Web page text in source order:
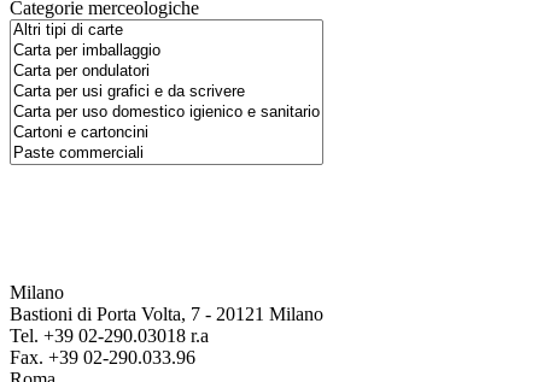
Categorie merceologiche
Milano
Bastioni di Porta Volta, 7 - 20121 Milano
Tel. +39 02-290.03018 r.a
Fax. +39 02-290.033.96